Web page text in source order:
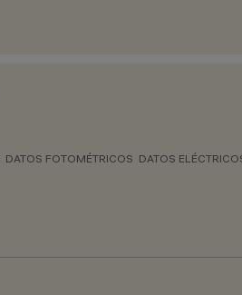
DATOS FOTOMÉTRICOS DATOS